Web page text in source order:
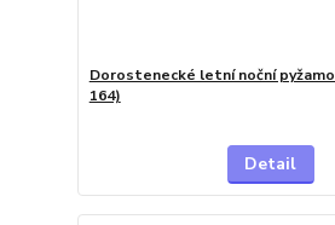
Dorostenecké letní noční pyžamo
164)
Detail